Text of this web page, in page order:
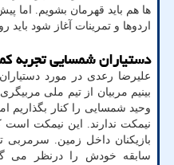
ها هم باید قهرمان بشویم. اما
اردوها و تمرینات آغاز شود
دستیاران شمسایی تجربه
علیرضا رعدی در مورد
بینیم مربیان از تیم ملی
وحید شمسایی را کنار بگذاریم
نیمکت ندارند. این نیمکت است
بازیکنان داخل زمین. سرمربی
سابقه خودش را درنظر می